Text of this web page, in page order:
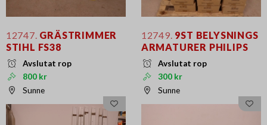
12747. GRÄSTRIMMER
STIHL FS38
Avslutat rop
800 kr
Sunne
12749. 9ST BELYSNINGS
ARMATURER PHILIPS
Avslutat rop
300 kr
Sunne